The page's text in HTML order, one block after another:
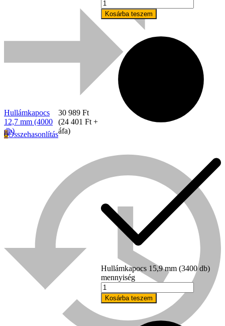
0Összehasonlítás
Hullámkapocs
12,7 mm (4000
db)
30 989 Ft
(24 401 Ft +
áfa)
Kosárba teszem
Hullámkapocs 15,9 mm (3400 db)
mennyiség
Kosárba teszem